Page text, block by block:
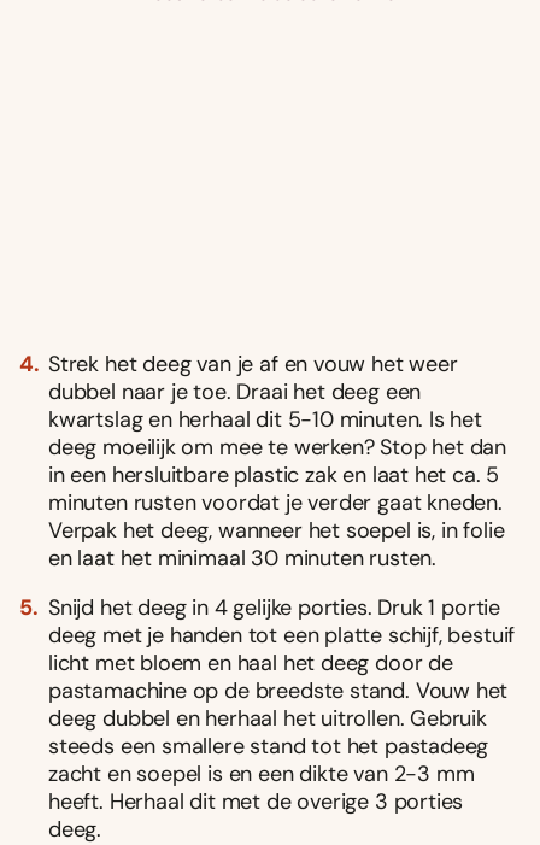
Strek het deeg van je af en vouw het weer
dubbel naar je toe. Draai het deeg een
kwartslag en herhaal dit 5-10 minuten. Is het
deeg moeilijk om mee te werken? Stop het dan
in een hersluitbare plastic zak en laat het ca. 5
minuten rusten voordat je verder gaat kneden.
Verpak het deeg, wanneer het soepel is, in folie
en laat het minimaal 30 minuten rusten.
Snijd het deeg in 4 gelijke porties. Druk 1 portie
deeg met je handen tot een platte schijf, bestuif
licht met bloem en haal het deeg door de
pastamachine op de breedste stand. Vouw het
deeg dubbel en herhaal het uitrollen. Gebruik
steeds een smallere stand tot het pastadeeg
zacht en soepel is en een dikte van 2-3 mm
heeft. Herhaal dit met de overige 3 porties
deeg.